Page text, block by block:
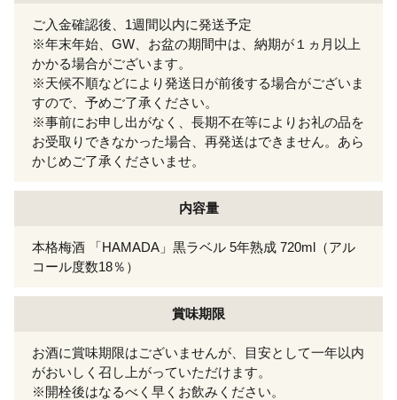
ご入金確認後、1週間以内に発送予定
※年末年始、GW、お盆の期間中は、納期が１ヵ月以上
かかる場合がございます。
※天候不順などにより発送日が前後する場合がございま
すので、予めご了承ください。
※事前にお申し出がなく、長期不在等によりお礼の品を
お受取りできなかった場合、再発送はできません。あら
かじめご了承くださいませ。
内容量
本格梅酒 「HAMADA」黒ラベル 5年熟成 720ml（アル
コール度数18％）
賞味期限
お酒に賞味期限はございませんが、目安として一年以内
がおいしく召し上がっていただけます。
※開栓後はなるべく早くお飲みください。